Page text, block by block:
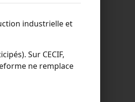
industrielle et
Sur CECIF,
ne remplace